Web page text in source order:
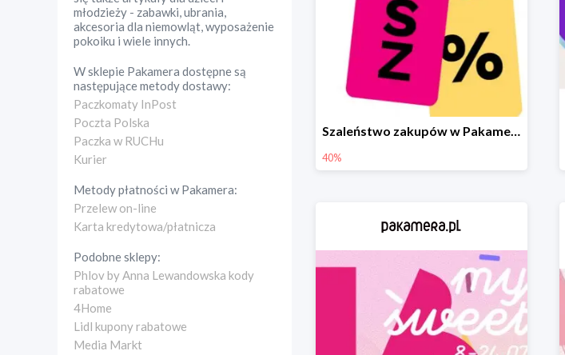
młodzieży - zabawki, ubrania,
akcesoria dla niemowląt, wyposażenie
pokoiku i wiele innych.
W sklepie Pakamera dostępne są
następujące metody dostawy:
Paczkomaty InPost
Poczta Polska
Paczka w RUCHu
Kurier
Metody płatności wPakamera:
Przelew on-line
Karta kredytowa/płatnicza
Podobne sklepy:
Phlov by Anna Lewandowska kody
rabatowe
4Home
Lidl kupony rabatowe
Media Markt
Szaleństwo zakupów w Pakamera!
40%